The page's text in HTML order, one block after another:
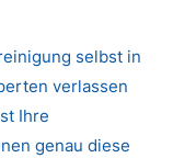
selbst in
verlassen
Ihre
genau diese